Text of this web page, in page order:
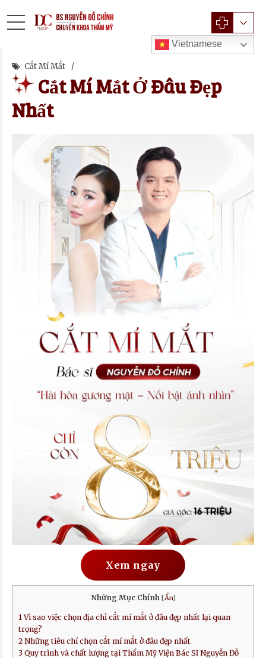
Vietnamese
Cắt Mí Mắt
Cắt Mí Mắt Ở Đâu Đẹp
Nhất
Xem ngay
Những Mục Chính [Ẩn]
1 Vì sao việc chọn địa chỉ cắt mí mắt ở đâu đẹp nhất lại quan
trọng?
2 Những tiêu chí chọn cắt mí mắt ở đâu đẹp nhất
3 Quy trình và chất lượng tại Thẩm Mỹ Viện Bác Sĩ Nguyễn Đỗ